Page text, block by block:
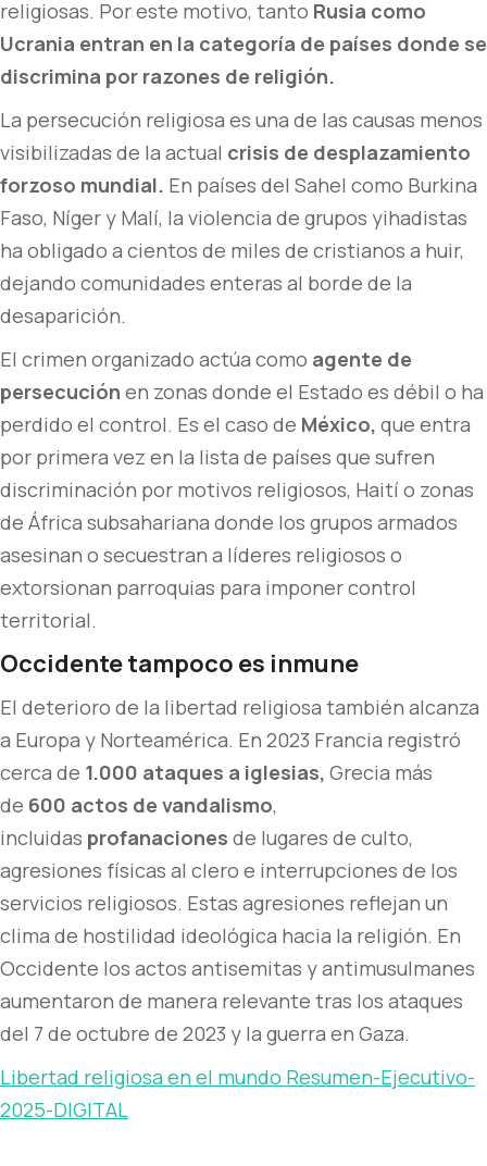
religiosas. Por este motivo, tanto Rusia como
Ucrania entran en la categoría de países donde se
discrimina por razones de religión.
La persecución religiosa es una de las causas menos
visibilizadas de la actual crisis de desplazamiento
forzoso mundial. En países del Sahel como Burkina
Faso, Níger y Malí, la violencia de grupos yihadistas
ha obligado a cientos de miles de cristianos a huir,
dejando comunidades enteras al borde de la
desaparición.
El crimen organizado actúa como agente de
persecución en zonas donde el Estado es débil o ha
perdido el control. Es el caso de México, que entra
por primera vez en la lista de países que sufren
discriminación por motivos religiosos, Haití o zonas
de África subsahariana donde los grupos armados
asesinan o secuestran a líderes religiosos o
extorsionan parroquias para imponer control
territorial.
Occidente tampoco es inmune
El deterioro de la libertad religiosa también alcanza
a Europa y Norteamérica. En 2023 Francia registró
cerca de 1.000 ataques a iglesias, Grecia más
de 600 actos de vandalismo,
incluidas profanaciones de lugares de culto,
agresiones físicas al clero e interrupciones de los
servicios religiosos. Estas agresiones reflejan un
clima de hostilidad ideológica hacia la religión. En
Occidente los actos antisemitas y antimusulmanes
aumentaron de manera relevante tras los ataques
del 7 de octubre de 2023 y la guerra en Gaza.
Libertad religiosa en el mundo Resumen-Ejecutivo-
2025-DIGITAL